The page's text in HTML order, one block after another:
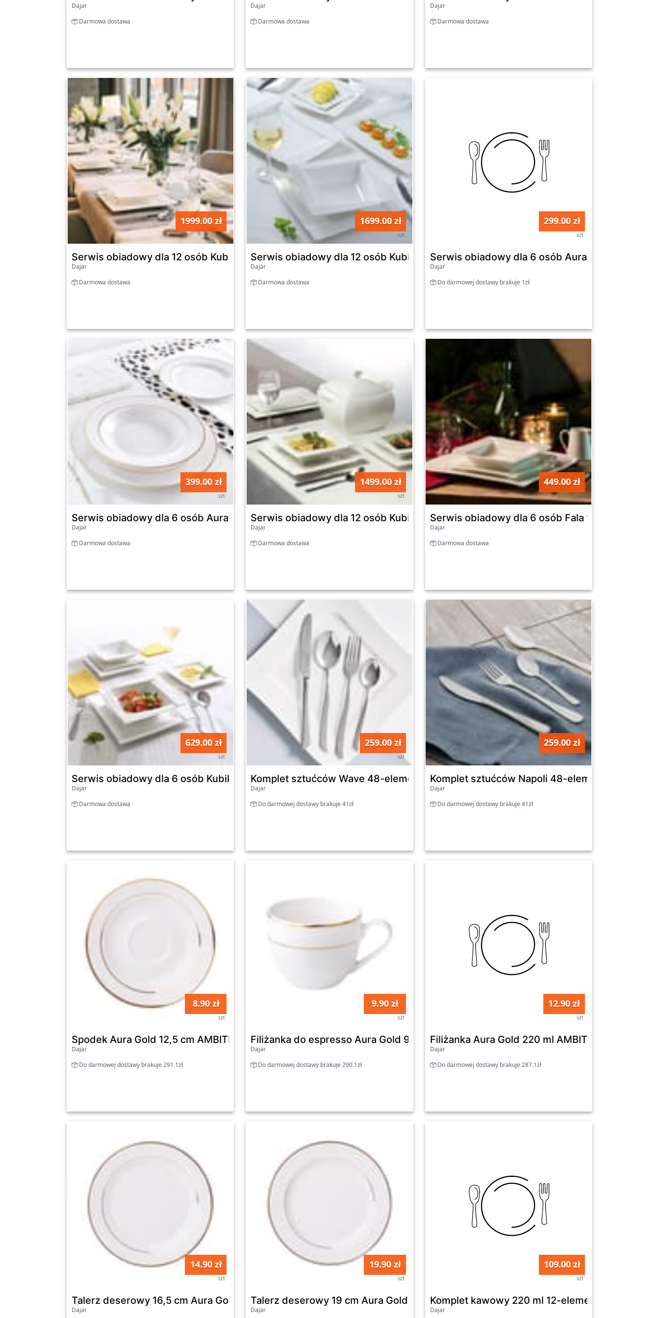
Dajar
Darmowa dostawa
Dajar
Darmowa dostawa
Dajar
Darmowa dostawa
1999.00 zł
szt
Serwis obiadowy dla 12 osób Kubiko 77-elementowy AMBITION
Dajar
Darmowa dostawa
1699.00 zł
szt
Serwis obiadowy dla 12 osób Kubiko 52-elementowy AMBITION
Dajar
Darmowa dostawa
299.00 zł
szt
Serwis obiadowy dla 6 osób Aura Silver 18-
Dajar
Do darmowej dostawy brakuje 1zł
399.00 zł
szt
Serwis obiadowy dla 6 osób Aura Gold 18-elementowy AMBITION
Dajar
Darmowa dostawa
1499.00 zł
szt
Serwis obiadowy dla 12 osób Kubiko 42-elementowy AMBITION
Dajar
Darmowa dostawa
449.00 zł
szt
Serwis obiadowy dla 6 osób Fala 18-
Dajar
Darmowa dostawa
629.00 zł
szt
Serwis obiadowy dla 6 osób Kubiko 18-elementowy AMBITION
Dajar
Darmowa dostawa
259.00 zł
szt
Komplet sztućców Wave 48-elementowy AMBITION
Dajar
Do darmowej dostawy brakuje 41zł
259.00 zł
Komplet sztućców Napoli 48-elementowy
Dajar
Do darmowej dostawy brakuje 41zł
8.90 zł
szt
Spodek Aura Gold 12,5 cm AMBITION
Dajar
Do darmowej dostawy brakuje 291.1zł
9.90 zł
szt
Filiżanka do espresso Aura Gold 90 ml AMBITION
Dajar
Do darmowej dostawy brakuje 290.1zł
12.90 zł
szt
Filiżanka Aura Gold 220 ml AMBITION
Dajar
Do darmowej dostawy brakuje 287.1zł
14.90 zł
szt
Talerz deserowy 16,5 cm Aura Gold AMBITION
Dajar
19.90 zł
szt
Talerz deserowy 19 cm Aura Gold AMBITION
Dajar
109.00 zł
szt
Komplet kawowy 220 ml 12-elementowy Aura
Dajar